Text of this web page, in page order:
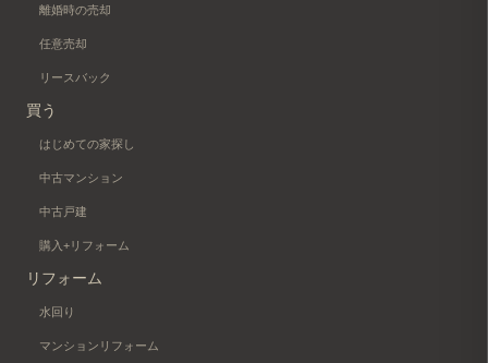
離婚時の売却
任意売却
リースバック
買う
はじめての家探し
中古マンション
中古戸建
購入+リフォーム
リフォーム
水回り
マンションリフォーム